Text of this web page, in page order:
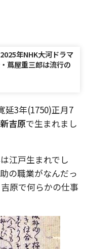
年NHK大河ドラマ
蔦屋重三郎は流行の
延3年(1750)正月7
新吉原で生まれまし
江戸生まれでし
の職業がなんだっ
原で何らかの仕事